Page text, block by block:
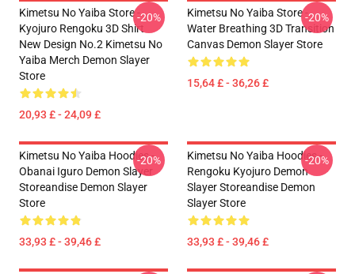
Kimetsu No Yaiba Store -
Kyojuro Rengoku 3D Shirt
New Design No.2 Kimetsu No
Yaiba Merch Demon Slayer
Store
20,93 £ - 24,09 £
-20%
Kimetsu No Yaiba Store -
Water Breathing 3D Transition
Canvas Demon Slayer Store
15,64 £ - 36,26 £
-20%
Kimetsu No Yaiba Hoodies -
Obanai Iguro Demon Slayer
Storeandise Demon Slayer
Store
33,93 £ - 39,46 £
-20%
Kimetsu No Yaiba Hoodies -
Rengoku Kyojuro Demon
Slayer Storeandise Demon
Slayer Store
33,93 £ - 39,46 £
-20%